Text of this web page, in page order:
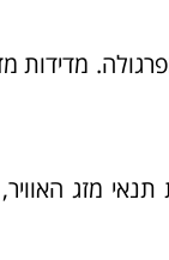
מדידות
מזג האוויר,